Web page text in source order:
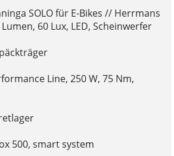
SOLO für E-Bikes // Herrmans
60 Lux, LED, Scheinwerfer
Line, 250 W, 75 Nm,
500, smart system